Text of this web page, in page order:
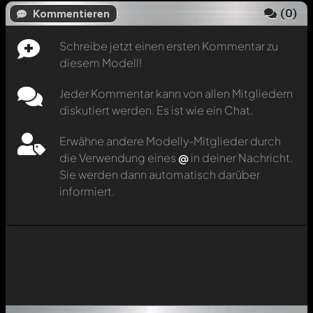
Kommentieren (0)
Schreibe jetzt einen ersten Kommentar zu
diesem Modell!
Jeder Kommentar kann von allen Mitgliedern
diskutiert werden. Es ist wie ein Chat.
Erwähne andere Modelly-Mitglieder durch
die Verwendung eines @in deiner Nachricht.
Sie werden dann automatisch darüber
informiert.